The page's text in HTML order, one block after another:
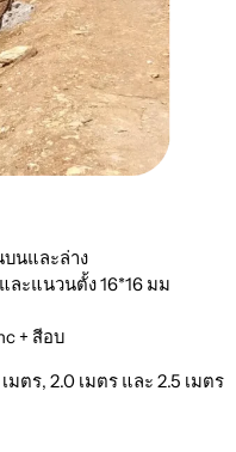
นและล่าง
ะแนวนตั้ง 16*16 มม
+ สีอบ
มตร, 2.0 เมตร และ 2.5 เมตร